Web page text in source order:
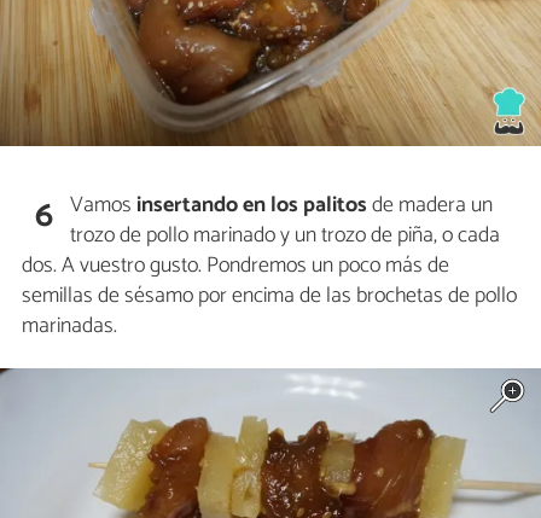
6 Vamos insertando en los palitosde madera un
trozo de pollo marinado y un trozo de piña, o cada
dos. A vuestro gusto. Pondremos un poco más de
semillas de sésamo por encima de las brochetas de pollo
marinadas.